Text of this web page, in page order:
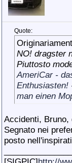
Quote:
NO! dragster
Piuttosto
AmeriCar -
Enthusiasten!
man einen
Accidenti, Bruno,
Segnato nei
posto